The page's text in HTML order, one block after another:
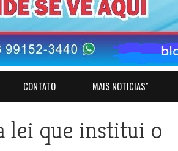
CONTATO MAIS NOTICIASˇ
lei que institui o